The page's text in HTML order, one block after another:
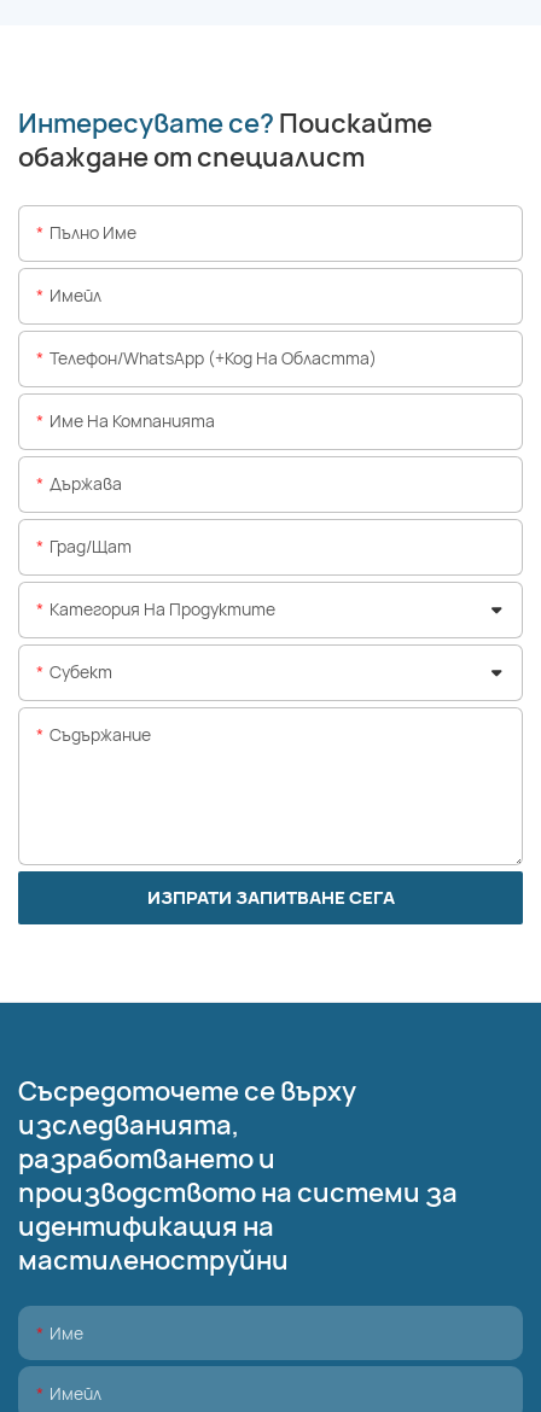
Интересувате се? Поискайте
обаждане от специалист
Пълно Име
Имейл
Телефон/WhatsApp (+Код На Областта)
Име На Компанията
Държава
Град/щат
Категория На Продуктите
Субект
Съдържание
ИЗПРАТИ ЗАПИТВАНЕ СЕГА
Съсредоточете се върху
изследванията,
разработването и
производството на системи за
идентификация на
мастиленоструйни
Име
Имейл